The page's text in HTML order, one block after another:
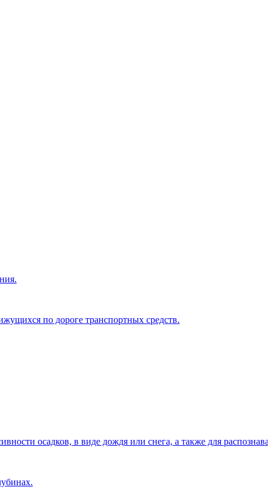
по дороге транспортных средств.
осадков, в виде дождя или снега, а также для